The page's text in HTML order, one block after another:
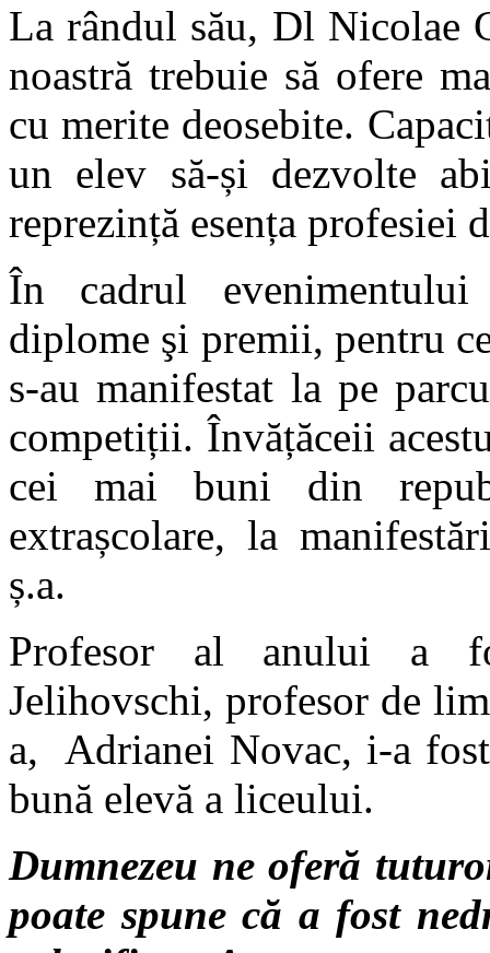
La rândul său, Dl Nicolae
noastră trebuie să ofere
cu merite deosebite.
un elev să-și dezvolte
reprezință esența profesiei
În cadrul evenimentului
diplome şi premii, pentru
s-au manifestat la pe
competiții. Învățăceii
cei mai buni din
extrașcolare, la
ș.a.
Profesor al anului a
Jelihovschi, profesor de
a, Adrianei Novac, i-a
bună elevă a liceului.
Dumnezeu ne oferă
poate spune că a fost